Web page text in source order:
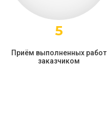
5
Приём выполненных работ
заказчиком